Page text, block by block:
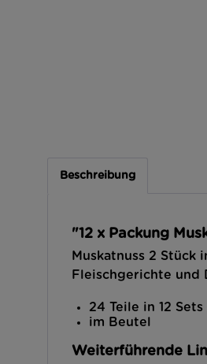
Beschreibung
"12 x Packung
Muskatnuss 2 Stück
Fleischgerichte und
24 Teile in 12
im Beutel
Weiterführende